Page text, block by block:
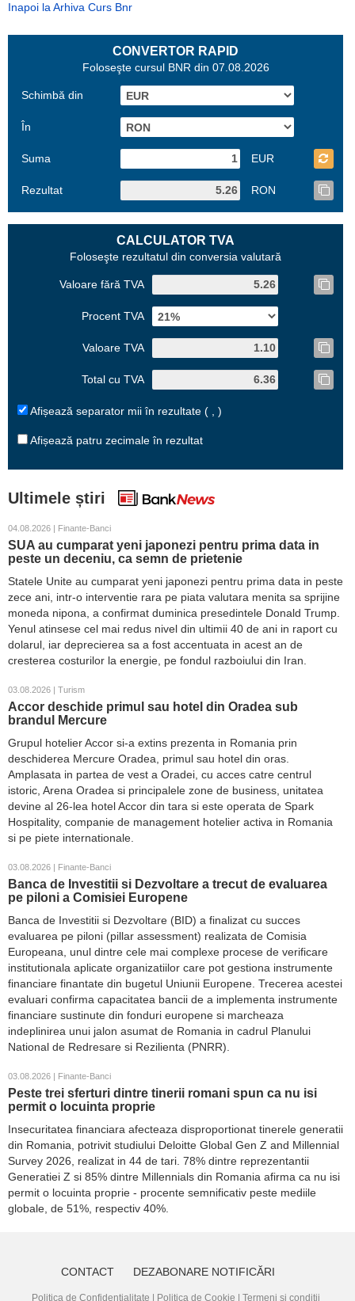
Inapoi la Arhiva Curs Bnr
CONVERTOR RAPID
Foloseşte cursul BNR din 07.08.2026
Schimbă din
În
Suma EUR
Rezultat RON
CALCULATOR TVA
Foloseşte rezultatul din conversia valutară
Valoare fără TVA
Procent TVA
Valoare TVA
Total cu TVA
Afișează separator mii în rezultate ( , )
Afișează patru zecimale în rezultat
Ultimele știri
04.08.2026 | Finante-Banci
SUA au cumparat yeni japonezi pentru prima data in
peste un deceniu, ca semn de prietenie
Statele Unite au cumparat yeni japonezi pentru prima data in peste
zece ani, intr-o interventie rara pe piata valutara menita sa sprijine
moneda nipona, a confirmat duminica presedintele Donald Trump.
Yenul atinsese cel mai redus nivel din ultimii 40 de ani in raport cu
dolarul, iar deprecierea sa a fost accentuata in acest an de
cresterea costurilor la energie, pe fondul razboiului din Iran.
03.08.2026 | Turism
Accor deschide primul sau hotel din Oradea sub
brandul Mercure
Grupul hotelier Accor si-a extins prezenta in Romania prin
deschiderea Mercure Oradea, primul sau hotel din oras.
Amplasata in partea de vest a Oradei, cu acces catre centrul
istoric, Arena Oradea si principalele zone de business, unitatea
devine al 26-lea hotel Accor din tara si este operata de Spark
Hospitality, companie de management hotelier activa in Romania
si pe piete internationale.
03.08.2026 | Finante-Banci
Banca de Investitii si Dezvoltare a trecut de evaluarea
pe piloni a Comisiei Europene
Banca de Investitii si Dezvoltare (BID) a finalizat cu succes
evaluarea pe piloni (pillar assessment) realizata de Comisia
Europeana, unul dintre cele mai complexe procese de verificare
institutionala aplicate organizatiilor care pot gestiona instrumente
financiare finantate din bugetul Uniunii Europene. Trecerea acestei
evaluari confirma capacitatea bancii de a implementa instrumente
financiare sustinute din fonduri europene si marcheaza
indeplinirea unui jalon asumat de Romania in cadrul Planului
National de Redresare si Rezilienta (PNRR).
03.08.2026 | Finante-Banci
Peste trei sferturi dintre tinerii romani spun ca nu isi
permit o locuinta proprie
Insecuritatea financiara afecteaza disproportionat tinerele generatii
din Romania, potrivit studiului Deloitte Global Gen Z and Millennial
Survey 2026, realizat in 44 de tari. 78% dintre reprezentantii
Generatiei Z si 85% dintre Millennials din Romania afirma ca nu isi
permit o locuinta proprie - procente semnificativ peste mediile
globale, de 51%, respectiv 40%.
CONTACT DEZABONARE NOTIFICĂRI
Politica de Confidențialitate Politica de Cookie Termeni și condiții